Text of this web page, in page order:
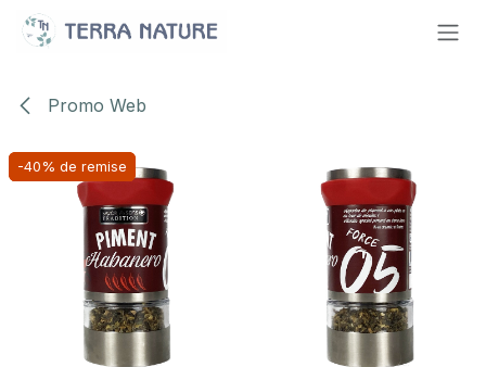
Se rendre au contenu
Promo Web
-40% de remise
-40% de remise
-40% de remise